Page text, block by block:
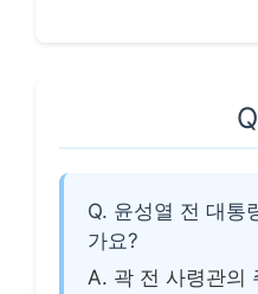
Q. 윤성열 전 대통
가요?
A. 곽 전 사령관의